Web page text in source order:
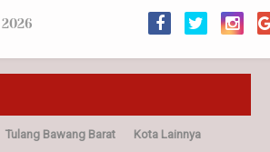
Tulang Bawang Barat Kota Lainnya